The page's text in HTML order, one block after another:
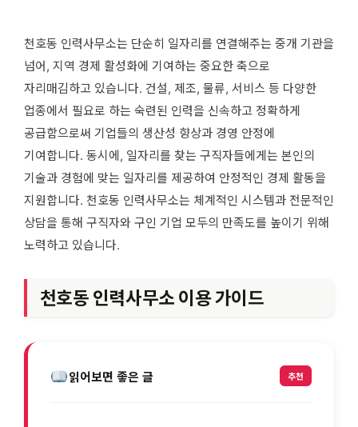
천호동 인력사무소는 단순히 일자리를 연결해주는 중개 기관을
넘어, 지역 경제 활성화에 기여하는 중요한 축으로
자리매김하고 있습니다. 건설, 제조, 물류, 서비스 등 다양한
업종에서 필요로 하는 숙련된 인력을 신속하고 정확하게
공급함으로써 기업들의 생산성 향상과 경영 안정에
기여합니다. 동시에, 일자리를 찾는 구직자들에게는 본인의
기술과 경험에 맞는 일자리를 제공하여 안정적인 경제 활동을
지원합니다. 천호동 인력사무소는 체계적인 시스템과 전문적인
상담을 통해 구직자와 구인 기업 모두의 만족도를 높이기 위해
노력하고 있습니다.
천호동 인력사무소 이용 가이드
읽어보면 좋은 글 추천